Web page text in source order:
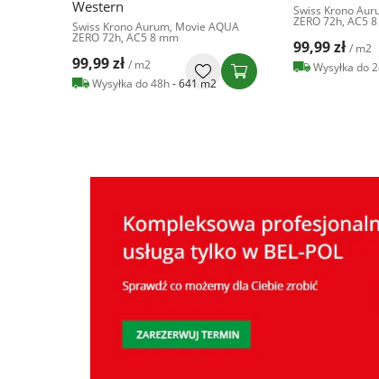
Swiss Krono Aurum, Movie AQUA
ZERO 72h, AC5 8 mm
99,99 zł
Wysyłka do 24h
- 385 m2
Hollywood
Swiss Krono
ZERO 72h, AC5 8
99,99 zł / m2